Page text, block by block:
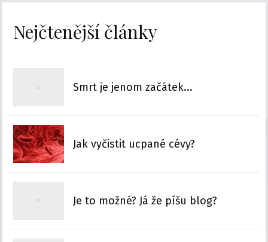
Nejčtenější články
Smrt je jenom začátek...
Jak vyčistit ucpané cévy?
Je to možné? Já že píšu blog?